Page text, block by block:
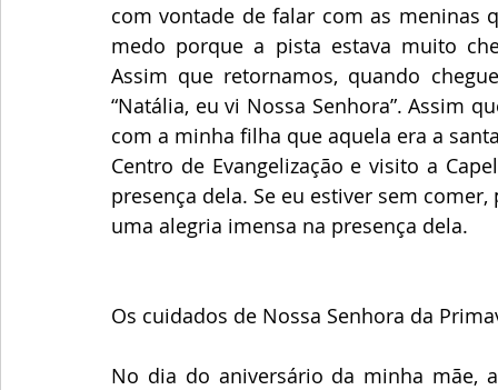
com vontade de falar com as meninas
medo porque a pista estava muito
Assim que retornamos, quando
“Natália, eu vi Nossa Senhora”. Assim
com a minha filha que aquela era a
Centro de Evangelização e visito a
presença dela. Se eu estiver sem
uma alegria imensa na presença dela.
Os cuidados de Nossa Senhora da
No dia do aniversário da minha mãe,